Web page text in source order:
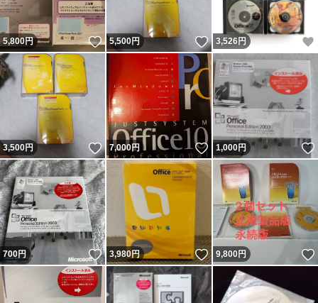
5,800円 いいね！
5,500円 いいね！
3,526円
3,500円 いいね！
7,000円 いいね！
1,000円
700円 いいね！
3,980円 いいね！
9,800円